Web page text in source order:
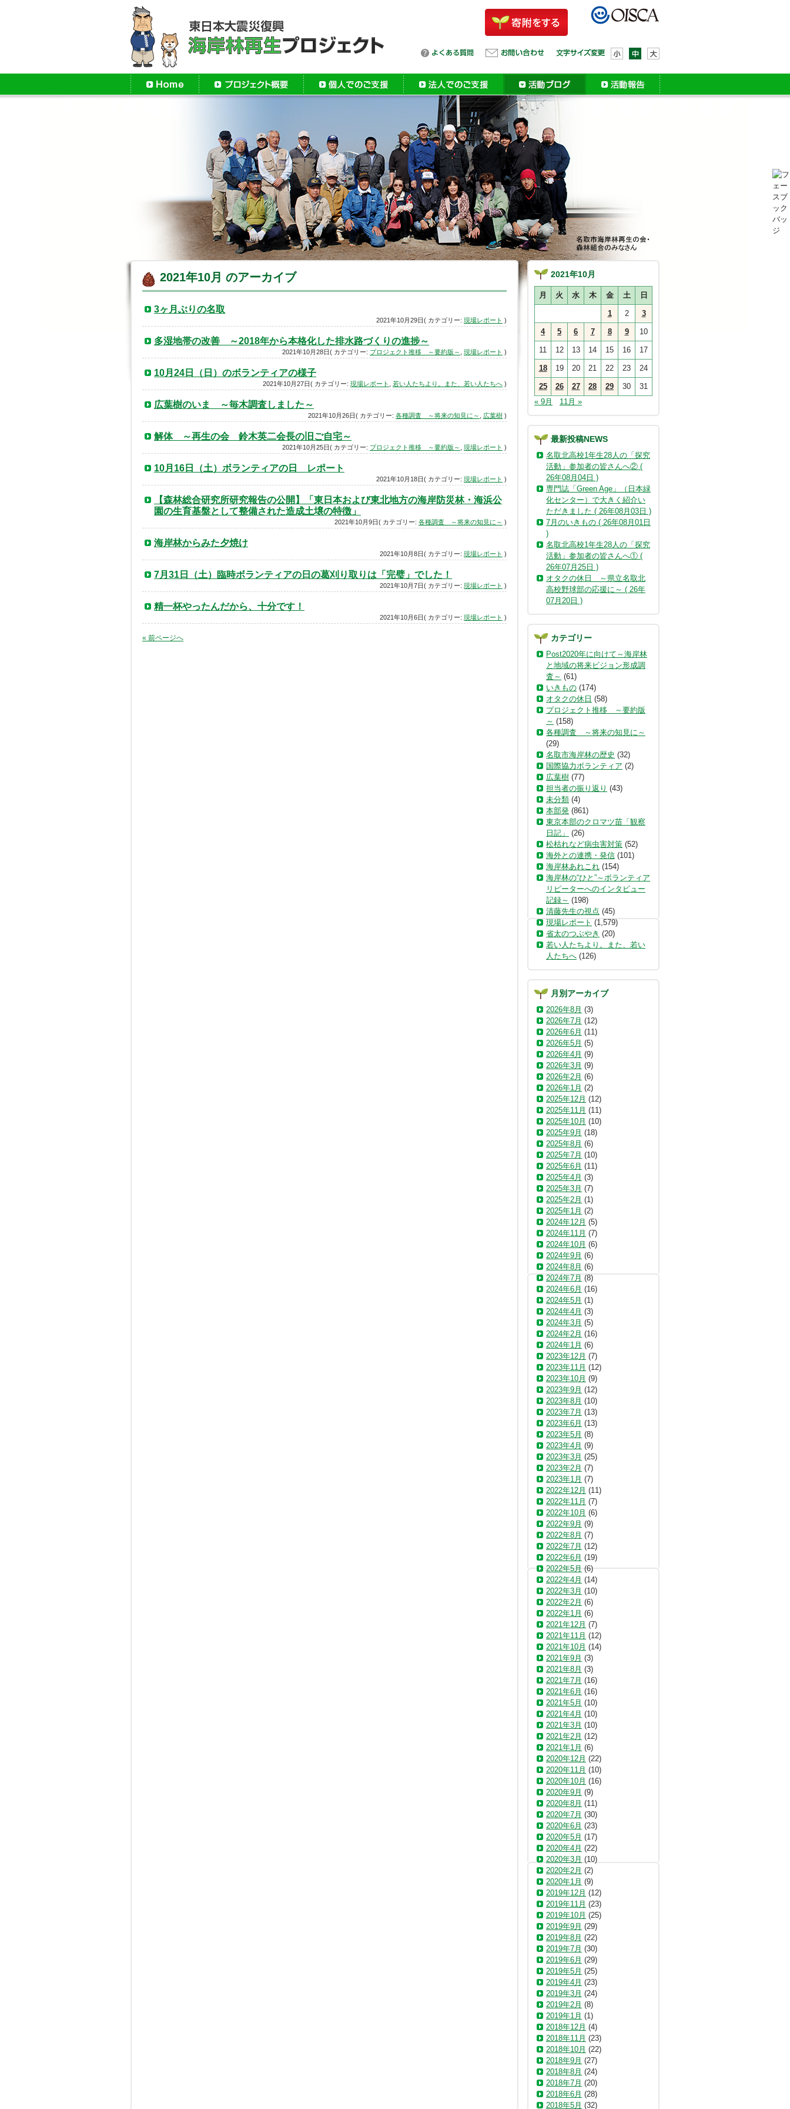
2021年10月 のアーカイブ
3ヶ月ぶりの名取
2021年10月29日( カテゴリー: 現場レポート )
多湿地帯の改善 ～2018年から本格化した排水路づくりの進捗～
2021年10月28日( カテゴリー: プロジェクト推移 ～要約版～ 現場レポート )
10月24日（日）のボランティアの様子
2021年10月27日( カテゴリー: 現場レポート 若い人たちより。また、若い人たちへ )
広葉樹のいま ～毎木調査しました～
2021年10月26日( カテゴリー: 各種調査 ～将来の知見に～ 広葉樹 )
解体 ～再生の会 鈴木英二会長の旧ご自宅～
2021年10月25日( カテゴリー: プロジェクト推移 ～要約版～ 現場レポート )
10月16日（土）ボランティアの日 レポート
2021年10月18日( カテゴリー: 現場レポート )
【森林総合研究所研究報告の公開】「東日本および東北地方の海岸防災林・海浜公
園の生育基盤として整備された造成土壌の特徴」
2021年10月9日( カテゴリー: 各種調査 ～将来の知見に～ )
海岸林からみた夕焼け
2021年10月8日( カテゴリー: 現場レポート )
7月31日（土）臨時ボランティアの日の葛刈り取りは「完璧」でした！
2021年10月7日( カテゴリー: 現場レポート )
精一杯やったんだから、十分です！
2021年10月6日( カテゴリー: 現場レポート )
« 前ページへ
2021年10月
月 火 水 木 金 土 日
1 2 3
4 5 6 7 8 9 10
11 12 13 14 15 16 17
18 19 20 21 22 23 24
25 26 27 28 29 30
31
« 9月
11月 »
最新投稿NEWS
名取北高校1年生28人の「探究
活動」参加者の皆さんへ② (
26年08月04日 )
専門誌「Green Age」（日本緑
化センター）で大きく紹介い
ただきました ( 26年08月03日 )
7月のいきもの ( 26年08月01日
)
名取北高校1年生28人の「探究
活動」参加者の皆さんへ① (
26年07月25日 )
オタクの休日 ～県立名取北
高校野球部の応援に～ ( 26年
07月20日 )
カテゴリー
Post2020年に向けて～海岸林
と地域の将来ビジョン形成調
査～ (61)
いきもの (174)
オタクの休日 (58)
プロジェクト推移 ～要約版
～ (158)
各種調査 ～将来の知見に～
(29)
名取市海岸林の歴史 (32)
国際協力ボランティア (2)
広葉樹 (77)
担当者の振り返り (43)
未分類 (4)
本部発 (861)
東京本部のクロマツ苗「観察
日記」
(26)
松枯れなど病虫害対策 (52)
海外との連携・発信 (101)
海岸林あれこれ (154)
海岸林の“ひと”～ボランティア
リピーターへのインタビュー
記録～ (198)
清藤先生の視点 (45)
現場レポート (1,579)
省太のつぶやき (20)
若い人たちより。また、若い
人たちへ (126)
月別アーカイブ
2026年8月 (3)
2026年7月 (12)
2026年6月 (11)
2026年5月 (5)
2026年4月 (9)
2026年3月 (9)
2026年2月 (6)
2026年1月 (2)
2025年12月 (12)
2025年11月 (11)
2025年10月 (10)
2025年9月 (18)
2025年8月 (6)
2025年7月 (10)
2025年6月 (11)
2025年4月 (3)
2025年3月 (7)
2025年2月 (1)
2025年1月 (2)
2024年12月 (5)
2024年11月 (7)
2024年10月 (6)
2024年9月 (6)
2024年8月 (6)
2024年7月 (8)
2024年6月 (16)
2024年5月 (1)
2024年4月 (3)
2024年3月 (5)
2024年2月 (16)
2024年1月 (6)
2023年12月 (7)
2023年11月 (12)
2023年10月 (9)
2023年9月 (12)
2023年8月 (10)
2023年7月 (13)
2023年6月 (13)
2023年5月 (8)
2023年4月 (9)
2023年3月 (25)
2023年2月 (7)
2023年1月 (7)
2022年12月 (11)
2022年11月 (7)
2022年10月 (6)
2022年9月 (9)
2022年8月 (7)
2022年7月 (12)
2022年6月 (19)
2022年5月 (6)
2022年4月 (14)
2022年3月 (10)
2022年2月 (6)
2022年1月 (6)
2021年12月 (7)
2021年11月 (12)
2021年10月 (14)
2021年9月 (3)
2021年8月 (3)
2021年7月 (16)
2021年6月 (16)
2021年5月 (10)
2021年4月 (10)
2021年3月 (10)
2021年2月 (12)
2021年1月 (6)
2020年12月 (22)
2020年11月 (10)
2020年10月 (16)
2020年9月 (9)
2020年8月 (11)
2020年7月 (30)
2020年6月 (23)
2020年5月 (17)
2020年4月 (22)
2020年3月 (10)
2020年2月 (2)
2020年1月 (9)
2019年12月 (12)
2019年11月 (23)
2019年10月 (25)
2019年9月 (29)
2019年8月 (22)
2019年7月 (30)
2019年6月 (29)
2019年5月 (25)
2019年4月 (23)
2019年3月 (24)
2019年2月 (8)
2019年1月 (1)
2018年12月 (4)
2018年11月 (23)
2018年10月 (22)
2018年9月 (27)
2018年8月 (24)
2018年7月 (20)
2018年6月 (28)
2018年5月 (32)